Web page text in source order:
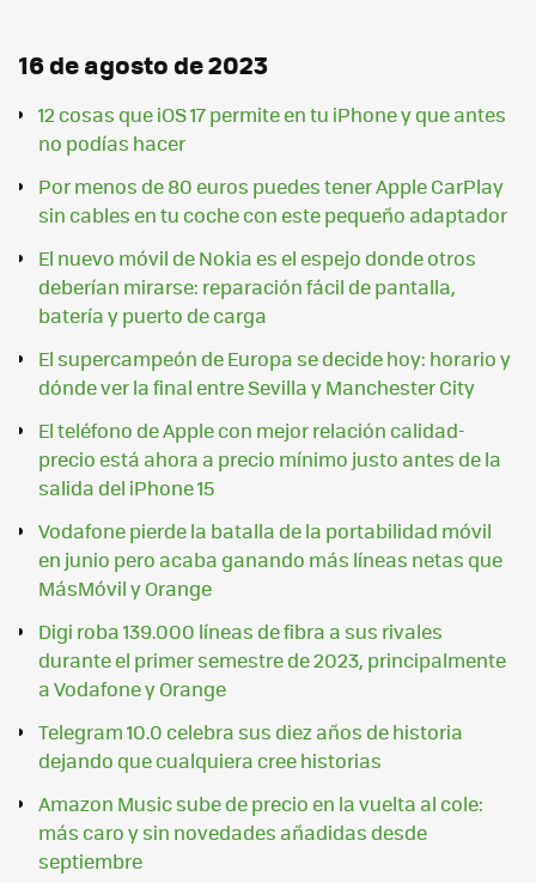
16 de agosto de 2023
12 cosas que iOS 17 permite en tu iPhone y que antes
no podías hacer
Por menos de 80 euros puedes tener Apple CarPlay
sin cables en tu coche con este pequeño adaptador
El nuevo móvil de Nokia es el espejo donde otros
deberían mirarse: reparación fácil de pantalla,
batería y puerto de carga
El supercampeón de Europa se decide hoy: horario y
dónde ver la final entre Sevilla y Manchester City
El teléfono de Apple con mejor relación calidad-
precio está ahora a precio mínimo justo antes de la
salida del iPhone 15
Vodafone pierde la batalla de la portabilidad móvil
en junio pero acaba ganando más líneas netas que
MásMóvil y Orange
Digi roba 139.000 líneas de fibra a sus rivales
durante el primer semestre de 2023, principalmente
a Vodafone y Orange
Telegram 10.0 celebra sus diez años de historia
dejando que cualquiera cree historias
Amazon Music sube de precio en la vuelta al cole:
más caro y sin novedades añadidas desde
septiembre